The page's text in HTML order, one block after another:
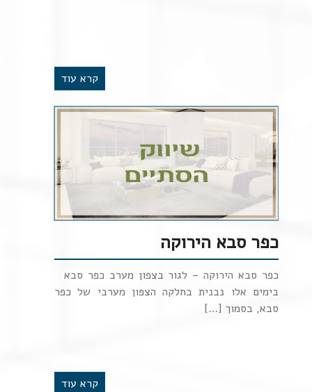
קרא עוד
כפר סבא הירוקה
כפר סבא הירוקה – לגור בצפון מערב כפר סבא
בימים אלו נבנית בחלקה הצפון מערבי של כפר
סבא, בסמוך […]
קרא עוד